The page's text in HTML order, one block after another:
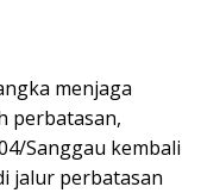
menjaga
perbatasan,
Sanggau kembali
jalur perbatasan